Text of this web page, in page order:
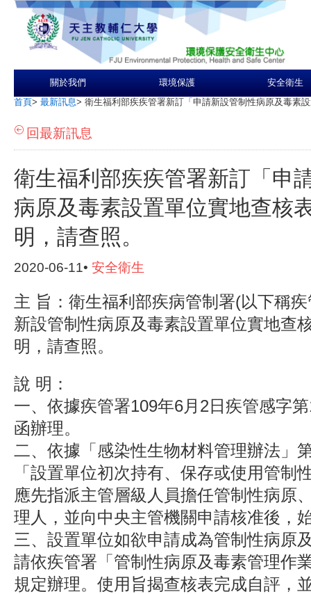
關於我們 環境保護 安全衛生
首頁> 最新訊息> 衛生福利部疾疾管署新訂「申請新設管制性病原及毒素
回最新訊息
衛生福利部疾疾管署新訂「申
病原及毒素設置單位實地查核
明，請查照。
2020-06-11• 安全衛生
主 旨：衛生福利部疾病管制署(以下稱
新設管制性病原及毒素設置單位實地查
明，請查照。
說 明：
一、依據疾管署109年6月2日疾管感字
函辦理。
二、依據「感染性生物材料管理辦法」
「設置單位初次持有、保存或使用管制
應先指派主管層級人員擔任管制性病原
理人，並向中央主管機關申請核准後，
三、設置單位如欲申請成為管制性病原
請依疾管署「管制性病原及毒素管理作
規定辦理。使用旨揭查核表完成自評，